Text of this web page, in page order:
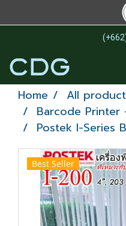
Home All
Barcode Printer
Postek I-Series
Best Seller